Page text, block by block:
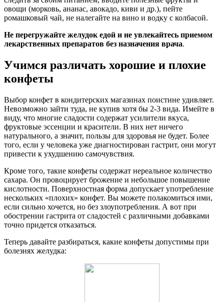
овощи (морковь, ананас, авокадо, киви и др.), пейте
ромашковый чай, не налегайте на вино и водку с колбасой.
Не перегружайте желудок едой и не увлекайтесь приемом
лекарственных препаратов без назначения врача.
Учимся различать хорошие и плохие
конфеты
Выбор конфет в кондитерских магазинах поистине удивляет.
Невозможно зайти туда, не купив хотя бы 2-3 вида. Имейте в
виду, что многие сладости содержат усилители вкуса,
фруктовые эссенции и красители. В них нет ничего
натурального, а значит, пользы для здоровья не будет. Более
того, если у человека уже диагностирован гастрит, они могут
привести к ухудшению самочувствия.
Кроме того, такие конфеты содержат нереальное количество
сахара. Он провоцирует брожение и небольшое повышение
кислотности. Поверхностная форма допускает употребление
нескольких «плохих» конфет. Вы можете полакомиться ими,
если сильно хочется, но без злоупотребления. А вот при
обострении гастрита от сладостей с различными добавками
точно придется отказаться.
Теперь давайте разбираться, какие конфеты допустимы при
болезнях желудка: